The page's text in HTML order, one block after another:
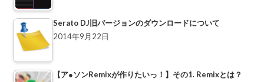
Serato DJ旧バージョンのダウンロードについて
2014年9月22日
【ア●ソンRemixが作りたいっ！】その1. Remixとは？